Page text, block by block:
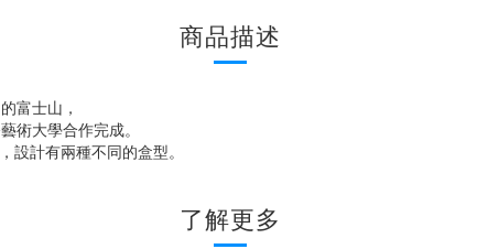
商品描述
富士山，
術大學合作完成。
計有兩種不同的盒型。
了解更多